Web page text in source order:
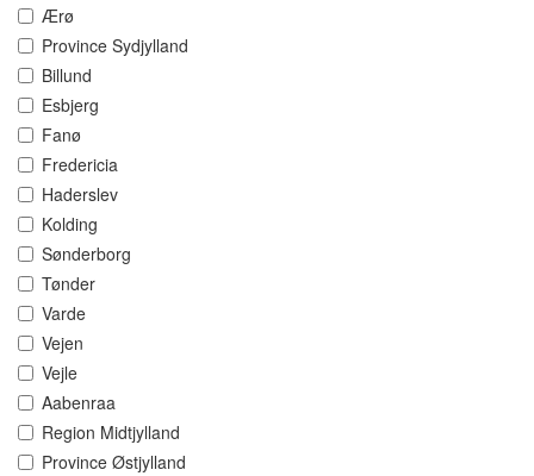
Ærø
Province Sydjylland
Billund
Esbjerg
Fanø
Fredericia
Haderslev
Kolding
Sønderborg
Tønder
Varde
Vejen
Vejle
Aabenraa
Region Midtjylland
Province Østjylland